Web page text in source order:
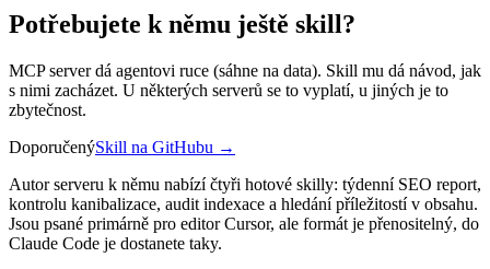
Potřebujete k němu ještě skill?
MCP server dá agentovi ruce (sáhne na data). Skill mu dá návod, jak
s nimi zacházet. U některých serverů se to vyplatí, u jiných je to
zbytečnost.
DoporučenýSkill na GitHubu →
Autor serveru k němu nabízí čtyři hotové skilly: týdenní SEO report,
kontrolu kanibalizace, audit indexace a hledání příležitostí v obsahu.
Jsou psané primárně pro editor Cursor, ale formát je přenositelný, do
Claude Code je dostanete taky.